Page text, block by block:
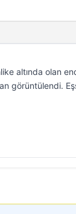
altında olan
görüntülendi.